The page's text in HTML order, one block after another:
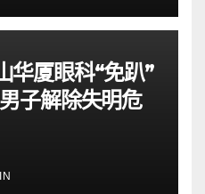
华厦眼科“免趴”
子解除失明危